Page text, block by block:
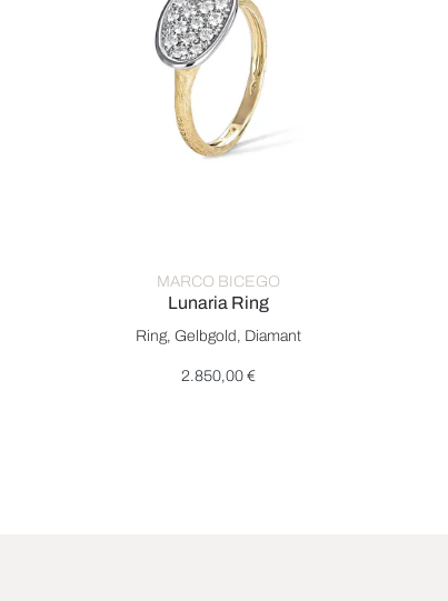
MARCO BICEGO
Lunaria Ring
Marco Bicego Lunaria Ring, Ref: AB581 B YW,
Ring, Gelbgold, Diamant
2.850,00 €